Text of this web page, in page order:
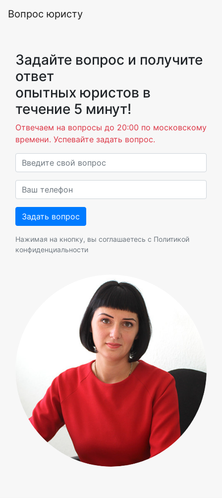
Вопрос юристу
Задайте вопрос и получите
ответ
опытных юристов в
течение 5 минут!
Отвечаем на вопросы до 20:00 по московскому
времени. Успевайте задать вопрос.
Нажимая на кнопку, вы соглашаетесь с Политикой
конфиденциальности